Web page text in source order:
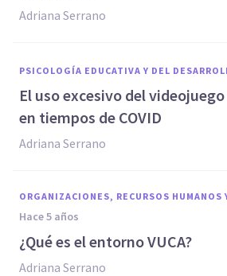
Adriana Serrano
PSICOLOGÍA EDUCATIVA Y DEL
El uso excesivo del
en tiempos de COVID
Adriana Serrano
ORGANIZACIONES, RECURSOS HUMANOS
hace 5 años
¿Qué es el entorno VUCA?
Adriana Serrano